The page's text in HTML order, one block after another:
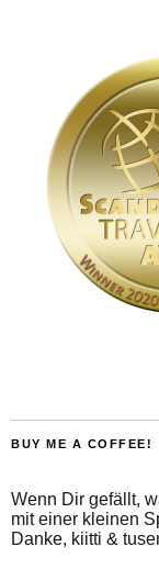
BUY ME A COFFEE!
Wenn Dir gefällt,
mit einer kleinen
Danke, kiitti &